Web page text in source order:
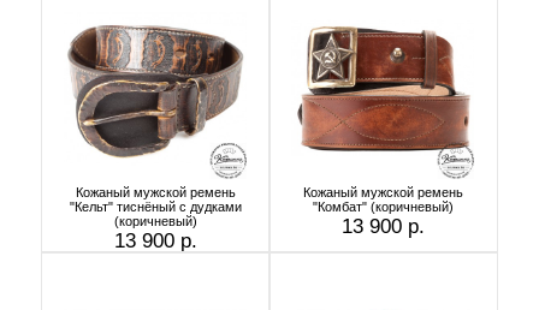
Кожаный мужской ремень
"Кельт" тиснёный с дудками
(коричневый)
13 900 р.
Кожаный мужской ремень
"Комбат" (коричневый)
13 900 р.